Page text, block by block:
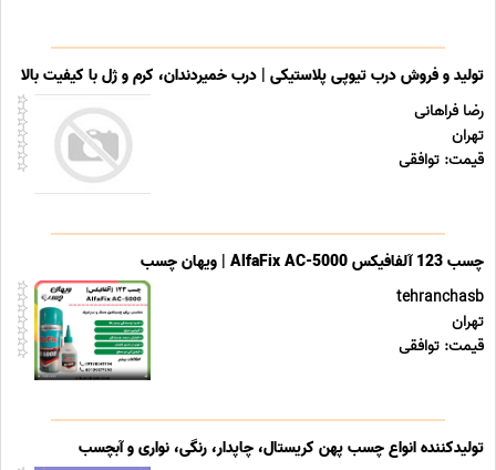
تولید و فروش درب تیوپی پلاستیکی | درب خمیردندان، کرم و ژل با کیفیت بالا
رضا فراهانی
تهران
قیمت: توافقی
چسب 123 آلفافیکس AlfaFix AC-5000 | ویهان چسب
tehranchasb
تهران
قیمت: توافقی
تولیدکننده انواع چسب پهن کریستال، چاپدار، رنگی، نواری و آبچسب